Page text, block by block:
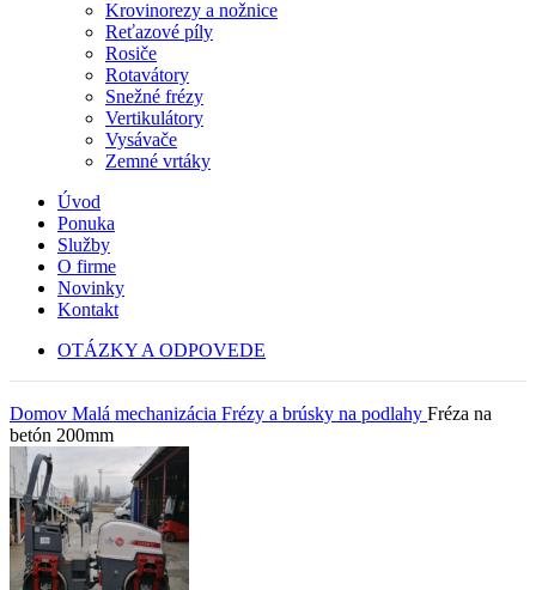
Krovinorezy a nožnice
Reťazové píly
Rosiče
Rotavátory
Snežné frézy
Vertikulátory
Vysávače
Zemné vrtáky
Úvod
Ponuka
Služby
O firme
Novinky
Kontakt
OTÁZKY A ODPOVEDE
Domov Malá mechanizácia Frézy a brúsky na podlahy Fréza na
betón 200mm